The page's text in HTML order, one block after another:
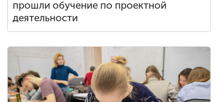
прошли обучение по проектной
деятельности